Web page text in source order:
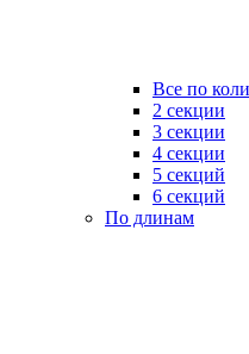
Все по
2 секции
3 секции
4 секции
5 секций
6 секций
По длинам